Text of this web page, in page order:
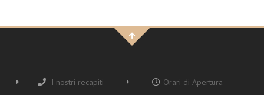
I nostri recapiti Orari di Apertura